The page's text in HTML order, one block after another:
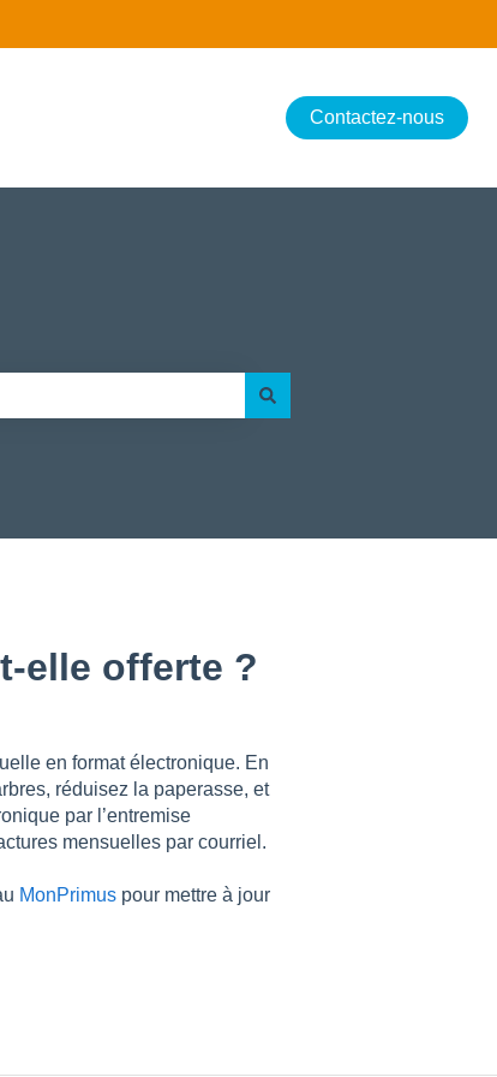
Contactez-nous
elle offerte ?
en format électronique. En
réduisez la paperasse, et
par l’entremise
mensuelles par courriel.
MonPrimuspour mettre à jour